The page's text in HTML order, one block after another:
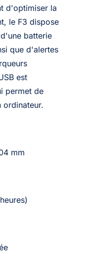
d'optimiser la
le F3 dispose
batterie
que d'alertes
est
permet de
ordinateur.
mm